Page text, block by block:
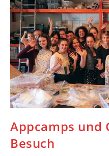
Appcamps und
Besuch